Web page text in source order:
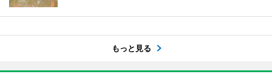
もっと見る